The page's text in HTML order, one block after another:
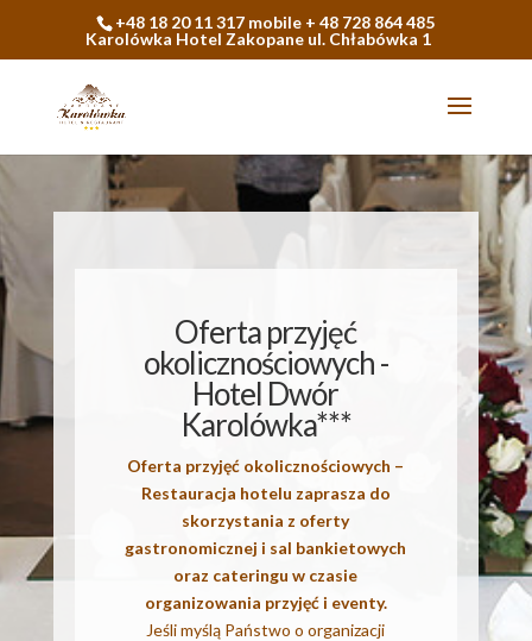
+48 18 20 11 317 mobile + 48 728 864 485
Karolówka Hotel Zakopane ul. Chłabówka 1
Oferta przyjęć
okolicznościowych -
Hotel Dwór
Karolówka***
Oferta przyjęć okolicznościowych –
Restauracja hotelu zaprasza do
skorzystania z oferty
gastronomicznej i sal bankietowych
oraz cateringu w czasie
organizowania przyjęć i eventy.
Jeśli myślą Państwo o organizacji